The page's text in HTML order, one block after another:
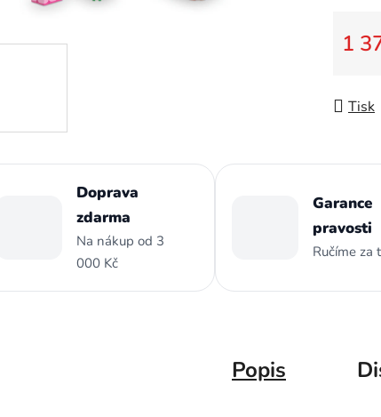
1
Tisk
Doprava
zdarma
Na nákup od 3
000 Kč
Garance
pravosti
Ručíme za
Popis